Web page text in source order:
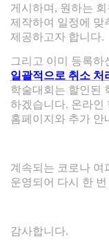
게시하며 , 원하는
제작하여 일정에 맞
제공하고자 합니다.
그리고 이미 등록하
일괄적으로 취소 처
학술대회는 할인된
하겠습니다. 온라인
홈페이지와 추가 안
계속되는 코로나 여
운영되어 다시 한
감사합니다.